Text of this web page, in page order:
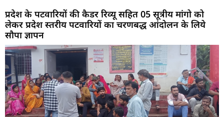
प्रदेश के पटवारियों की कैडर रिव्यू सहित 05 सूत्रीय मांगो को
लेकर प्रदेश स्तरीय पटवारियों का चरणबद्ध आंदोलन के लिये
सौपा ज्ञापन